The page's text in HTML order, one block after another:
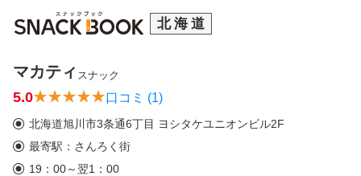
北海道
マカティ スナック
5.0 口コミ (1)
北海道旭川市3条通6丁目 ヨシタケユニオンビル2F
最寄駅：さんろく街
19：00～翌1：00